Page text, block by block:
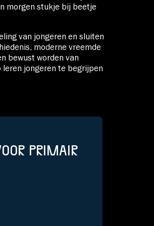
morgen stukje bij beetje
van jongeren en sluiten
moderne vreemde
bewust worden van
leren jongeren te begrijpen
PRIMAIR